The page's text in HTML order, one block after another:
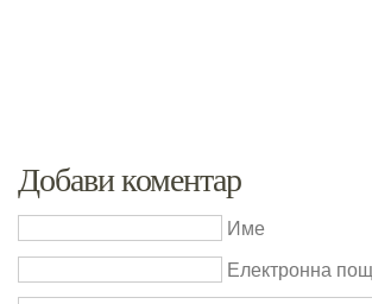
Добави коментар
Име
Електронна